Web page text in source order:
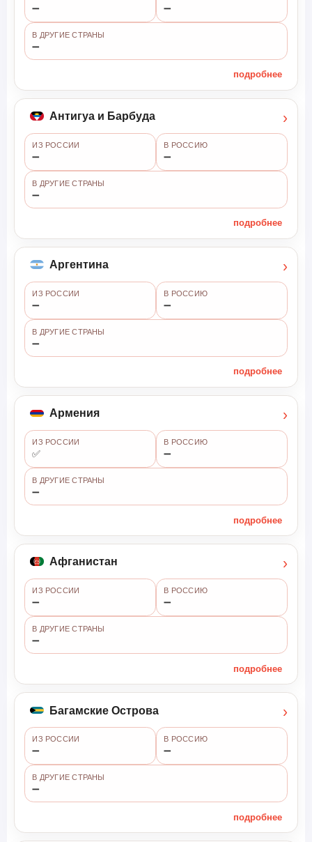
➖ ➖
В ДРУГИЕ СТРАНЫ
➖
подробнее
Антигуа и Барбуда ›
ИЗ РОССИИ
➖
В РОССИЮ
➖
В ДРУГИЕ СТРАНЫ
➖
подробнее
Аргентина ›
ИЗ РОССИИ
➖
В РОССИЮ
➖
В ДРУГИЕ СТРАНЫ
➖
подробнее
Армения ›
ИЗ РОССИИ
✅
В РОССИЮ
➖
В ДРУГИЕ СТРАНЫ
➖
подробнее
Афганистан ›
ИЗ РОССИИ
➖
В РОССИЮ
➖
В ДРУГИЕ СТРАНЫ
➖
подробнее
Багамские Острова ›
ИЗ РОССИИ
➖
В РОССИЮ
➖
В ДРУГИЕ СТРАНЫ
➖
подробнее